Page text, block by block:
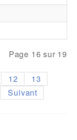
Page 16 sur 19
12
13
Suivant